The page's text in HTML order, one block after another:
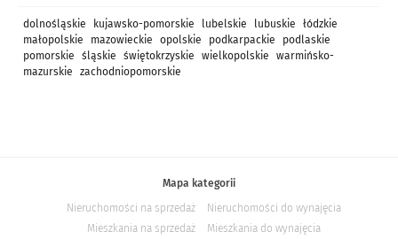
dolnośląskie kujawsko-pomorskie lubelskie lubuskie
łódzkie
małopolskie
mazowieckie opolskie podkarpackie
podlaskie
pomorskie
śląskie świętokrzyskie wielkopolskie
warmińsko-
mazurskie
zachodniopomorskie
Mapa kategorii
Nieruchomości na sprzedaż
Nieruchomości do wynajęcia
Mieszkania na sprzedaż
Mieszkania do wynajęcia